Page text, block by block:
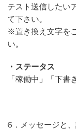
テスト送信したい
て下さい。
※置き換え文字を
い。
・ステータス
「稼働中」「下書
6．メッセージと